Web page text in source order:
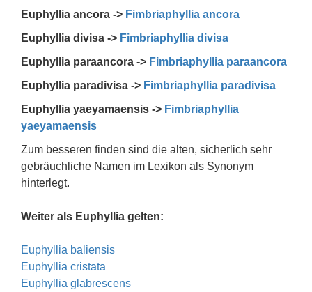
Euphyllia ancora -> Fimbriaphyllia ancora
Euphyllia divisa -> Fimbriaphyllia divisa
Euphyllia paraancora -> Fimbriaphyllia paraancora
Euphyllia paradivisa -> Fimbriaphyllia paradivisa
Euphyllia yaeyamaensis -> Fimbriaphyllia
yaeyamaensis
Zum besseren finden sind die alten, sicherlich sehr
gebräuchliche Namen im Lexikon als Synonym
hinterlegt.
Weiter als Euphyllia gelten:
Euphyllia baliensis
Euphyllia cristata
Euphyllia glabrescens